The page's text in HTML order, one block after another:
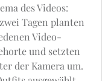
des Videos:
Tagen planten
Video-
und setzten
der Kamera um.